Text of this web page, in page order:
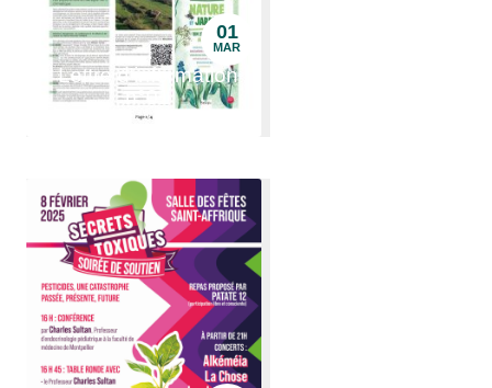
01
MAR
Lettre d'information
n°01